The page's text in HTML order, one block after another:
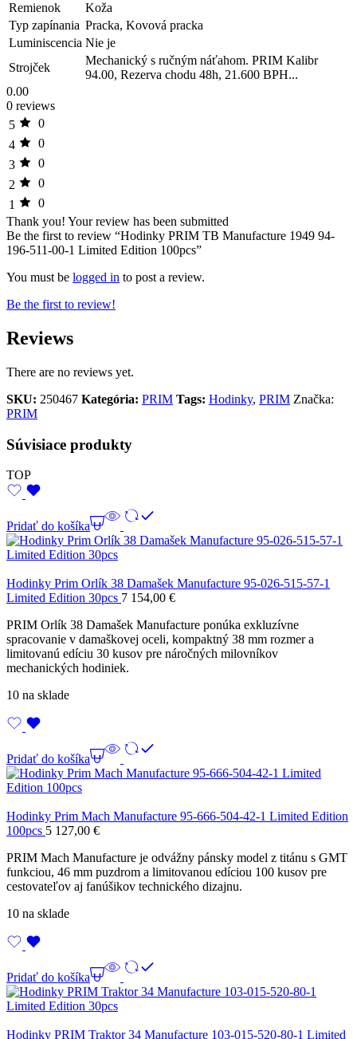
Remienok
Koža
Typ zapínania Pracka, Kovová pracka
Luminiscencia Nie je
Strojček
Mechanický s ručným náťahom. PRIM Kalibr
94.00, Rezerva chodu 48h, 21.600 BPH...
0.00
0 reviews
5
0
4
0
3
0
2
0
1
0
Thank you! Your review has been submitted
Be the first to review “Hodinky PRIM TB Manufacture 1949 94-
196-511-00-1 Limited Edition 100pcs”
You must be logged in to post a review.
Be the first to review!
Reviews
There are no reviews yet.
SKU: 250467 Kategória: PRIM Tags: Hodinky, PRIM Značka:
PRIM
Súvisiace produkty
TOP
Pridať do košíka
Hodinky Prim Orlík 38 Damašek Manufacture 95-026-515-57-1
Limited Edition 30pcs 7 154,00 €
PRIM Orlík 38 Damašek Manufacture ponúka exkluzívne
spracovanie v damaškovej oceli, kompaktný 38 mm rozmer a
limitovanú edíciu 30 kusov pre náročných milovníkov
mechanických hodiniek.
10 na sklade
Pridať do košíka
Hodinky Prim Mach Manufacture 95-666-504-42-1 Limited Edition
100pcs 5 127,00 €
PRIM Mach Manufacture je odvážny pánsky model z titánu s GMT
funkciou, 46 mm puzdrom a limitovanou edíciou 100 kusov pre
cestovateľov aj fanúšikov technického dizajnu.
10 na sklade
Pridať do košíka
Hodinky PRIM Traktor 34 Manufacture 103-015-520-80-1 Limited